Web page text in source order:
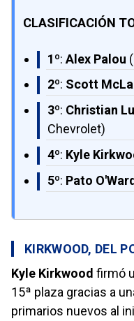
CLASIFICACIÓN
1º: Alex Palou
2º: Scott
3º: Christian
Chevrolet)
4º: Kyle
5º: Pato
KIRKWOOD, DEL
Kyle Kirkwood firmó
15ª plaza gracias a
primarios nuevos al